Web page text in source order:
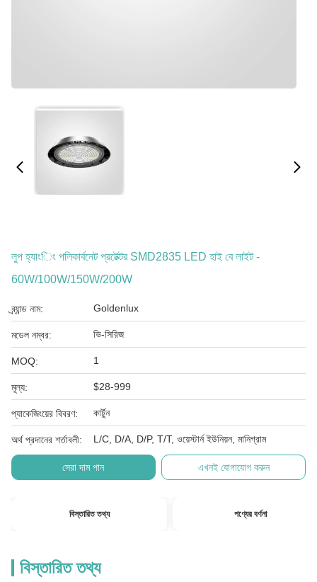
লুপ হ্যাংিং পলিকার্বনেট প্রটেক্টর SMD2835 LED হাই বে লাইট -
60W/100W/150W/200W
ব্র্যান্ড নাম: Goldenlux
মডেল নম্বর: ভি-সিরিজ
MOQ: 1
মূল্য: $28-999
প্যাকেজিংয়ের বিবরণ: কার্টুন
অর্থ প্রদানের শর্তাবলী: L/C, D/A, D/P, T/T, ওয়েস্টার্ন ইউনিয়ন, মানিগ্রাম
সেরা দাম পান এখনই যোগাযোগ করুন
বিস্তারিত তথ্য পণ্যের বর্ণনা
বিস্তারিত তথ্য